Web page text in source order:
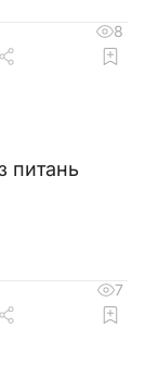
8
питань
7